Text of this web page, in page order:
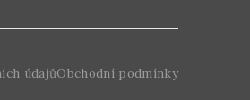
údajůObchodní podmínky